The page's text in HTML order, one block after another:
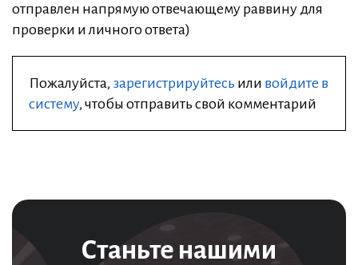
отправлен напрямую отвечающему раввину для
проверки и личного ответа)
Пожалуйста, зарегистрируйтесь или войдите в
систему, чтобы отправить свой комментарий
Станьте нашими